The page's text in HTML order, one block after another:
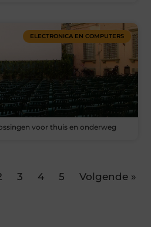
ELECTRONICA EN COMPUTERS
voor thuis en onderweg
3 4 5 Volgende »